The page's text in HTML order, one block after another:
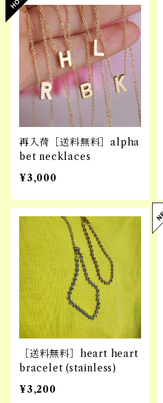
再入荷［送料無料］alpha
bet necklaces
¥3,000
［送料無料］heart heart
bracelet (stainless)
¥3,200